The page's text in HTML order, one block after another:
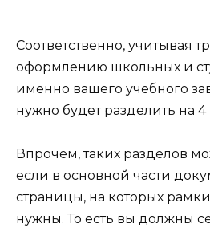
Соответственно, учитывая
оформлению школьных и
именно вашего учебного
нужно будет разделить на
Впрочем, таких разделов
если в основной части
страницы, на которых
нужны. То есть вы должны